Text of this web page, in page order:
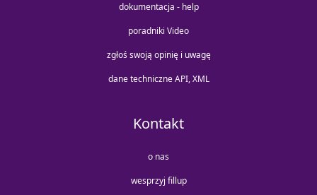
dokumentacja - help
poradniki Video
zgłoś swoją opinię i uwagę
dane techniczne API, XML
Kontakt
o nas
wesprzyj fillup